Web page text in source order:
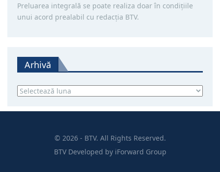
Preluarea integrală se poate realiza doar în condiţiile
unui acord prealabil cu redacţia BTV.
Arhivă
Arhivă
© 2026 - BTV. All Rights Reserved.
BTVDeveloped by iForward Group